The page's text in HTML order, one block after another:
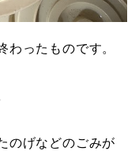
わったものです。
のげなどのごみが